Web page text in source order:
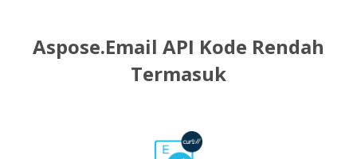
Aspose.Email API Kode Rendah
Termasuk